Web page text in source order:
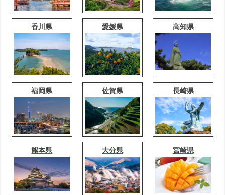
香川県 愛媛県 高知県
福岡県 佐賀県 長崎県
熊本県 大分県 宮崎県